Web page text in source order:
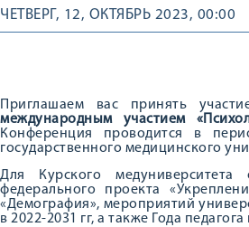
ЧЕТВЕРГ, 12, ОКТЯБРЬ 2023, 00:00
Приглашаем вас принять
международным участием
Конференция проводится в
государственного медицинского
Для Курского
федерального проекта
«Демография», мероприятий
в 2022-2031 гг, а также Года